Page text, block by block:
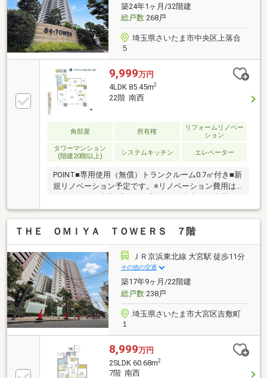
築24年1ヶ月/32階建
総戸数268戸
埼玉県さいたま市中央区上落合
５
9,999万円
4LDK 85.45m2
22階 南西
角部屋 所有権
リフォームリノベー
ション
タワーマンション
(階建20階以上)
システムキッチン エレベーター
POINT■専用使用（無償）トランクルーム0.7㎡付き■新
規リノベーション予定です。※リノベーション費用は
ただけます。【共用施設】◎スカイラウンジ◎キッズ
ルーム◎ゲストルーム等・オートロック・宅配ボック
ス・２４時間ゴミ出し可能≪Support≫□住信SBI代理
事業 東宝ハウスフィナンシャル（T.sローン）□auじぶ
ん銀行（指定不動産会社） ▼７月実行金利１．１３
０％ ※所定のガンと診断されたら住宅ローン残高
が0円になる『ガン団信』がついた金利です□365日24
時間住まいの駆付けサービス（３年間無料)
ＴＨＥ ＯＭＩＹＡ ＴＯＷＥＲＳ ７階
ＪＲ京浜東北線 大宮駅 徒歩11分
その他の交通
築17年9ヶ月/22階建
総戸数238戸
埼玉県さいたま市大宮区吉敷町
１
8,999万円
2SLDK 60.68m2
7階 南西